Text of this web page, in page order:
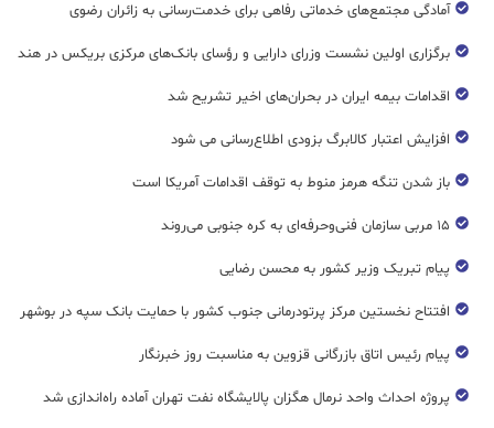
آمادگی مجتمع‌های خدماتی رفاهی برای خدمت‌رسانی به زائران رضوی
برگزاری اولین نشست وزرای دارایی و رؤسای بانک‌های مرکزی بریکس در هند
اقدامات بیمه ایران در بحران‌های اخیر تشریح شد
افزایش اعتبار کالابرگ بزودی اطلاع‌رسانی می شود
باز شدن تنگه هرمز منوط به توقف اقدامات آمریکا است
۱۵ مربی سازمان فنی‌وحرفه‌ای به کره جنوبی می‌روند
پیام تبریک وزیر کشور به محسن رضایی
افتتاح نخستین مرکز پرتودرمانی جنوب کشور با حمایت بانک سپه در بوشهر
پیام رئیس اتاق بازرگانی قزوین به مناسبت روز خبرنگار
پروژه احداث واحد نرمال هگزان پالایشگاه نفت تهران آماده راه‌اندازی شد